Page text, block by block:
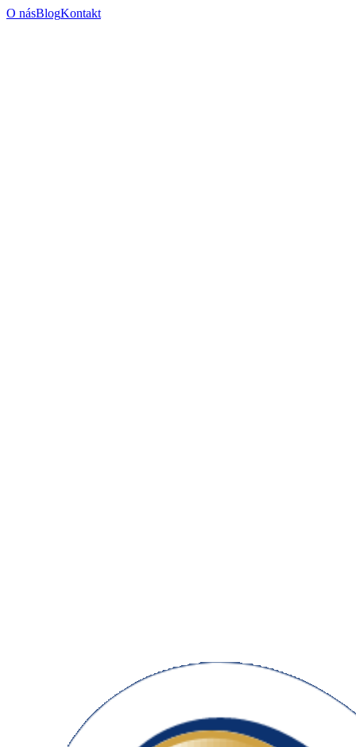
O násBlogKontakt